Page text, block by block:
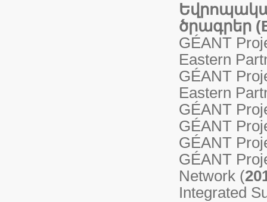
ծրագրեր
GÉANT
Eastern
GÉANT
Eastern
GÉANT
GÉANT
GÉANT
GÉANT
Network (
Integrated